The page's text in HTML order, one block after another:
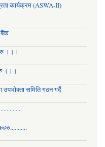
कार्यक्रम (ASWA-II)
बैंक
।।।
।।।
उपभोक्ता समिति गठन गर्दै